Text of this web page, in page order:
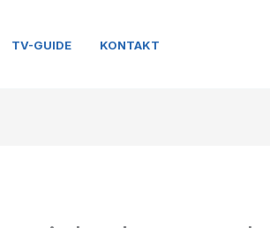
TV-GUIDE KONTAKT